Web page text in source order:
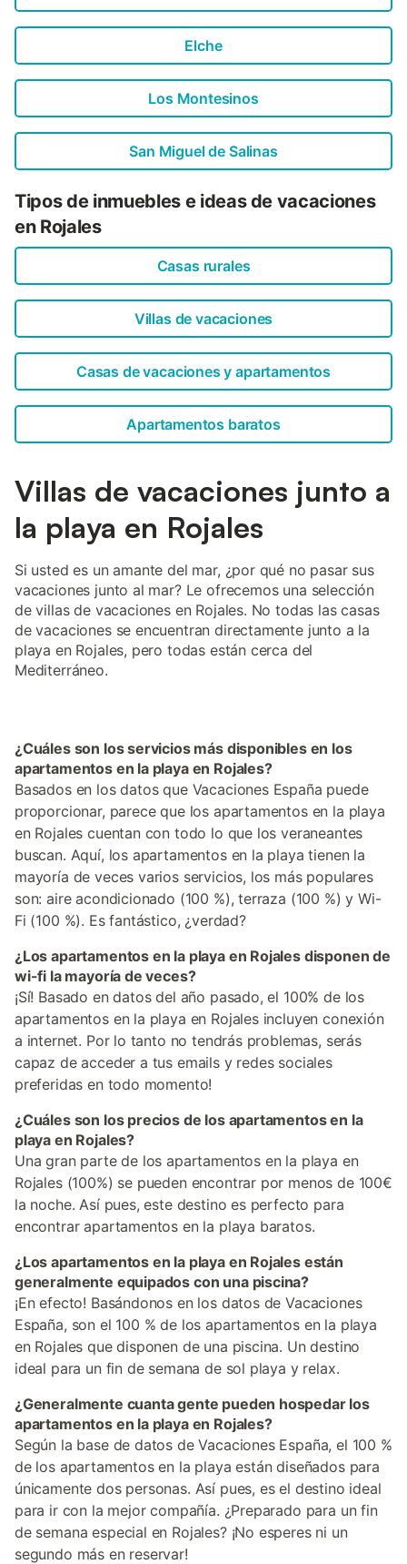
Elche
Los Montesinos
San Miguel de Salinas
Tipos de inmuebles e ideas de vacaciones
en Rojales
Casas rurales
Villas de vacaciones
Casas de vacaciones y apartamentos
Apartamentos baratos
Villas de vacaciones junto a
la playa en Rojales
Si usted es un amante del mar, ¿por qué no pasar sus
vacaciones junto al mar? Le ofrecemos una selección
de villas de vacaciones en Rojales. No todas las casas
de vacaciones se encuentran directamente junto a la
playa en Rojales, pero todas están cerca del
Mediterráneo.
¿Cuáles son los servicios más disponibles en los
apartamentos en la playa en Rojales?
Basados en los datos que Vacaciones España puede
proporcionar, parece que los apartamentos en la playa
en Rojales cuentan con todo lo que los veraneantes
buscan. Aquí, los apartamentos en la playa tienen la
mayoría de veces varios servicios, los más populares
son: aire acondicionado (100 %), terraza (100 %) y Wi-
Fi (100 %). Es fantástico, ¿verdad?
¿Los apartamentos en la playa en Rojales disponen de
wi-fi la mayoría de veces?
¡Sí! Basado en datos del año pasado, el 100% de los
apartamentos en la playa en Rojales incluyen conexión
a internet. Por lo tanto no tendrás problemas, serás
capaz de acceder a tus emails y redes sociales
preferidas en todo momento!
¿Cuáles son los precios de los apartamentos en la
playa en Rojales?
Una gran parte de los apartamentos en la playa en
Rojales (100%) se pueden encontrar por menos de 100€
la noche. Así pues, este destino es perfecto para
encontrar apartamentos en la playa baratos.
¿Los apartamentos en la playa en Rojales están
generalmente equipados con una piscina?
¡En efecto! Basándonos en los datos de Vacaciones
España, son el 100 % de los apartamentos en la playa
en Rojales que disponen de una piscina. Un destino
ideal para un fin de semana de sol playa y relax.
¿Generalmente cuanta gente pueden hospedar los
apartamentos en la playa en Rojales?
Según la base de datos de Vacaciones España, el 100 %
de los apartamentos en la playa están diseñados para
únicamente dos personas. Así pues, es el destino ideal
para ir con la mejor compañía. ¿Preparado para un fin
de semana especial en Rojales? ¡No esperes ni un
segundo más en reservar!